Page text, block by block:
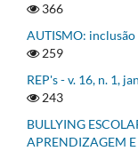
366
AUTISMO:
259
REP's - v. 16, n. 1,
243
BULLYING
APRENDIZAGEM